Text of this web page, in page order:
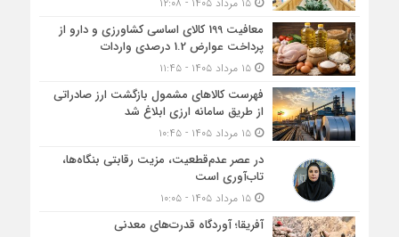
معافیت 199 کالای اساسی کشاورزی و دارو از
پرداخت عوارض 1.2 درصدی واردات
۱۵ مرداد ۱۴۰۵ - ۱۱:۴۵
فهرست کالاهای مشمول بازگشت ارز صادراتی
از طریق سامانه ارزی ابلاغ شد
۱۵ مرداد ۱۴۰۵ - ۱۰:۴۵
در عصر عدم‌قطعیت، مزیت رقابتی بنگاه‌ها،
تاب‌آوری است
۱۵ مرداد ۱۴۰۵ - ۱۰:۰۵
آفریقا؛ آوردگاه قدرت‌های معدنی